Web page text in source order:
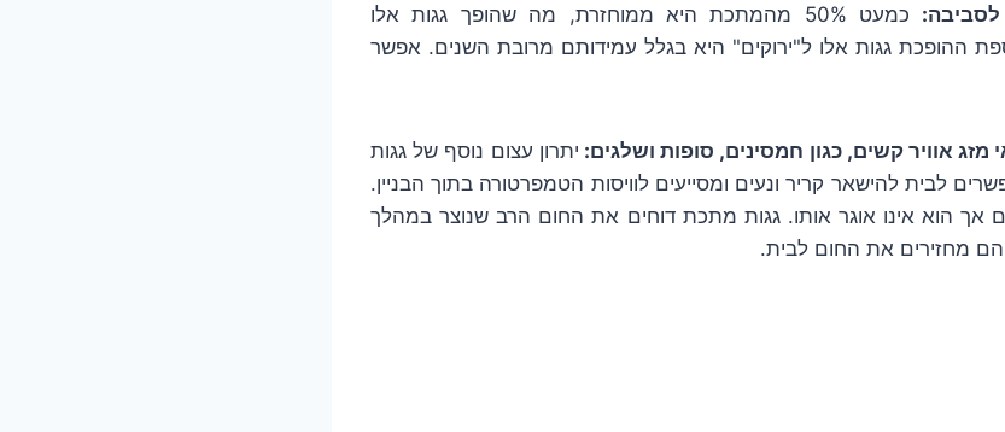
כמעט 50% מהמתכת היא ממוחזרת, מה שהופך גגות אלו
ההופכת גגות אלו ל"ירוקים" היא בגלל עמידותם מרובת השנים. אפשר
אוויר קשים, כגון חמסינים, סופות ושלגים: יתרון עצום נוסף של גגות
לבית להישאר קריר ונעים ומסייעים לוויסות הטמפרטורה בתוך הבניין.
אך הוא אינו אוגר אותו. גגות מתכת דוחים את החום הרב שנוצר במהלך
הם מחזירים את החום לבית.